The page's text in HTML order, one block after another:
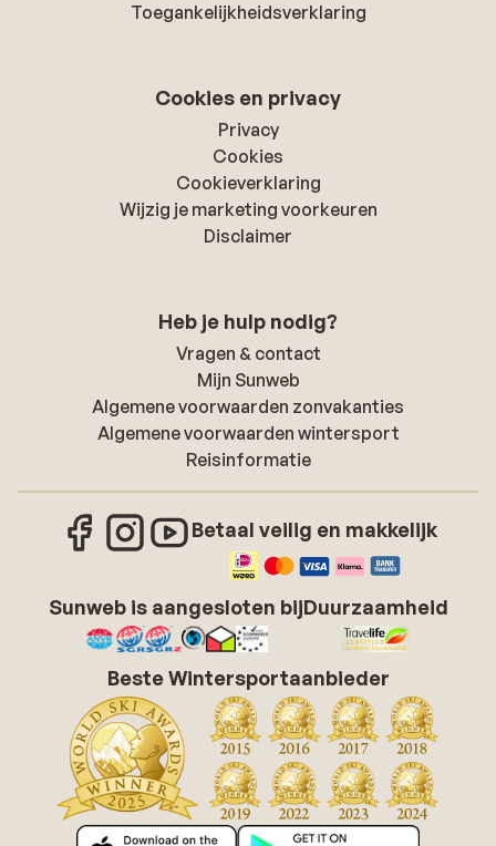
Toegankelijkheidsverklaring
Cookies en privacy
Privacy
Cookies
Cookieverklaring
Wijzig je marketing voorkeuren
Disclaimer
Heb je hulp nodig?
Vragen & contact
Mijn Sunweb
Algemene voorwaarden zonvakanties
Algemene voorwaarden wintersport
Reisinformatie
Betaal veilig en makkelijk
Sunweb is aangesloten bijDuurzaamheid
Beste Wintersportaanbieder